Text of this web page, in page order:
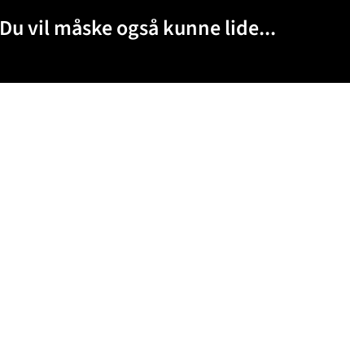
Du vil måske også kunne lide...